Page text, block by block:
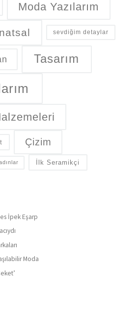
Moda Yazılarım
sevdiğim detaylar
Tasarım
Çizim
İlk Seramikçi
İpek Eşarp
Moda